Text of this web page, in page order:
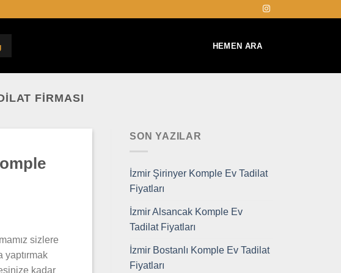
HEMEN ARA
FIRMASI
sizlere
yaptırmak
kadar
SON YAZILAR
İzmir Şirinyer Komple Ev Tadilat
Fiyatları
İzmir Alsancak Komple Ev
Tadilat Fiyatları
İzmir Bostanlı Komple Ev Tadilat
Fiyatları